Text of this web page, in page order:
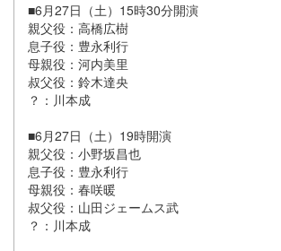
■6月27日（土）15時30分開演
親父役：高橋広樹
息子役：豊永利行
母親役：河内美里
叔父役：鈴木達央
？：川本成
■6月27日（土）19時開演
親父役：小野坂昌也
息子役：豊永利行
母親役：春咲暖
叔父役：山田ジェームス武
？：川本成